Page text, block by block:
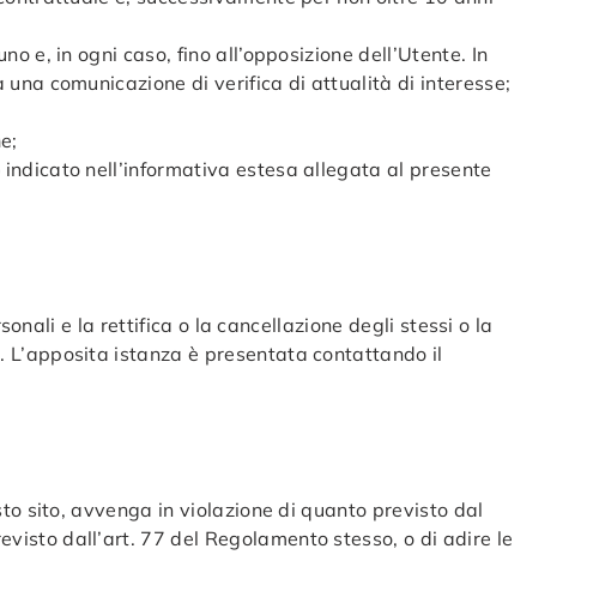
e, in ogni caso, fino all’opposizione dell’Utente. In
comunicazione di verifica di attualità di interesse;
nell’informativa estesa allegata al presente
e la rettifica o la cancellazione degli stessi o la
istanza è presentata contattando il
sito, avvenga in violazione di quanto previsto dal
dall’art. 77 del Regolamento stesso, o di adire le